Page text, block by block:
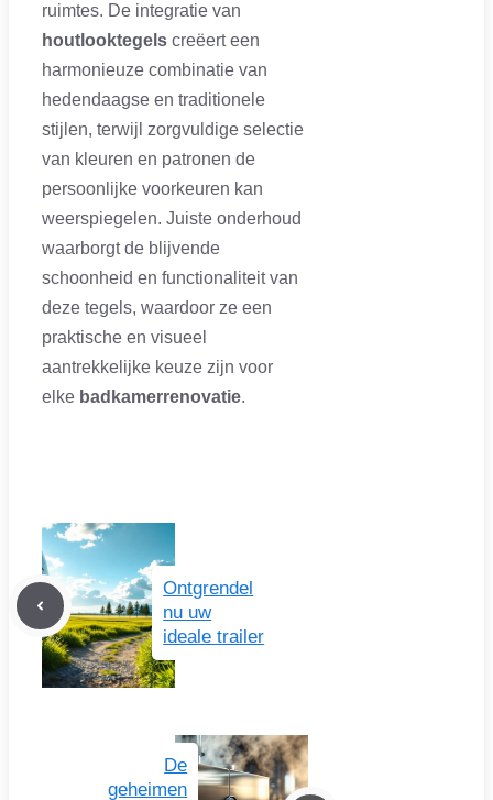
ruimtes. De integratie van
houtlooktegels creëert een
harmonieuze combinatie van
hedendaagse en traditionele
stijlen, terwijl zorgvuldige selectie
van kleuren en patronen de
persoonlijke voorkeuren kan
weerspiegelen. Juiste onderhoud
waarborgt de blijvende
schoonheid en functionaliteit van
deze tegels, waardoor ze een
praktische en visueel
aantrekkelijke keuze zijn voor
elke badkamerrenovatie.
Ontgrendel
nu uw
ideale trailer
De
geheimen